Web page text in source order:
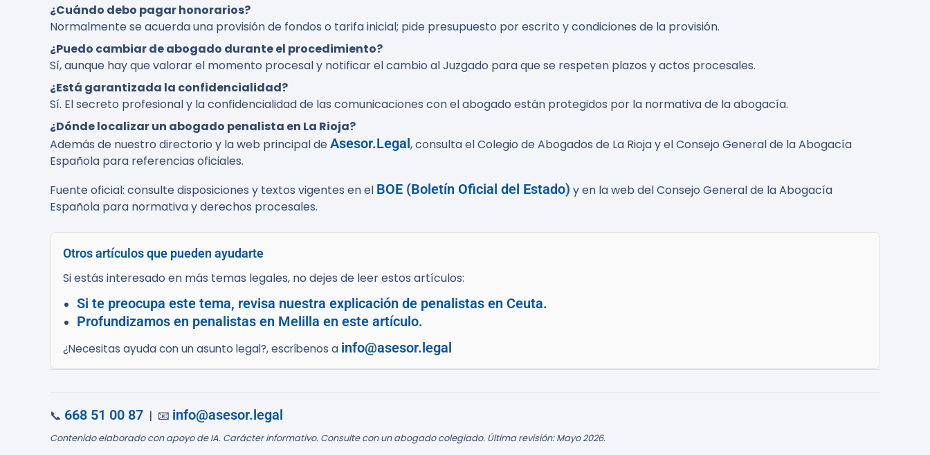
¿Cuándo debo pagar honorarios?
Normalmente se acuerda una provisión de fondos o tarifa inicial; pide presupuesto por escrito y condiciones de la provisión.
¿Puedo cambiar de abogado durante el procedimiento?
Sí, aunque hay que valorar el momento procesal y notificar el cambio al Juzgado para que se respeten plazos y actos procesales.
¿Está garantizada la confidencialidad?
Sí. El secreto profesional y la confidencialidad de las comunicaciones con el abogado están protegidos por la normativa de la abogacía.
¿Dónde localizar un abogado penalista en La Rioja?
Además de nuestro directorio y la web principal deAsesor.Legal, consulta el Colegio de Abogados de La Rioja y el Consejo General de la Abogacía
Española para referencias oficiales.
Fuente oficial: consulte disposiciones y textos vigentes en el BOE (Boletín Oficial del Estado) y en la web del Consejo General de la Abogacía
Española para normativa y derechos procesales.
Otros artículos que pueden ayudarte
Si estás interesado en más temas legales, no dejes de leer estos artículos:
Si te preocupa este tema, revisa nuestra explicación de penalistas en Ceuta.
Profundizamos en penalistas en Melilla en este artículo.
¿Necesitas ayuda con un asunto legal?, escríbenos a info@asesor.legal
📞 668 51 00 87 | 📧 info@asesor.legal
Contenido elaborado con apoyo de IA. Carácter informativo. Consulte con un abogado colegiado. Última revisión: Mayo 2026.